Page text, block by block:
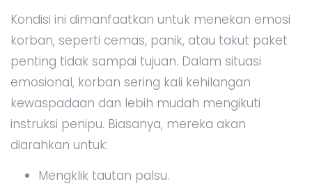
Kondisi ini dimanfaatkan untuk menekan emosi
korban, seperti cemas, panik, atau takut paket
penting tidak sampai tujuan. Dalam situasi
emosional, korban sering kali kehilangan
kewaspadaan dan lebih mudah mengikuti
instruksi penipu. Biasanya, mereka akan
diarahkan untuk:
Mengklik tautan palsu.